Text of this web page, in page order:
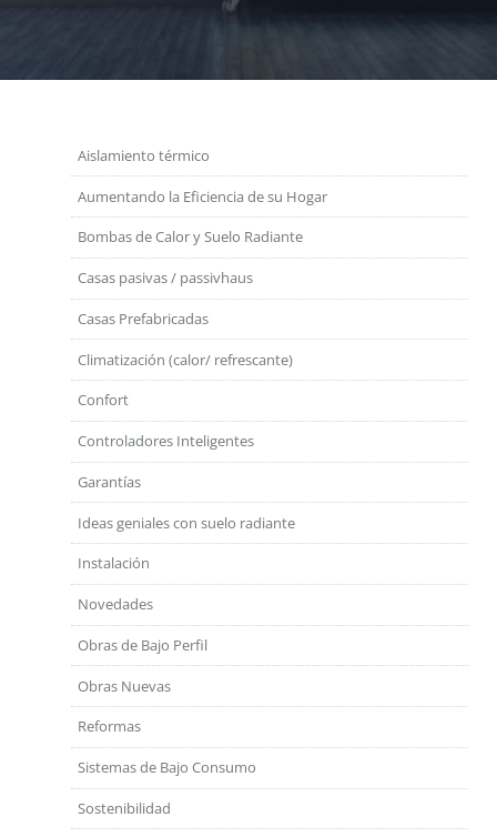
Aislamiento térmico
Aumentando la Eficiencia de su Hogar
Bombas de Calor y Suelo Radiante
Casas pasivas / passivhaus
Casas Prefabricadas
Climatización (calor/ refrescante)
Confort
Controladores Inteligentes
Garantías
Ideas geniales con suelo radiante
Instalación
Novedades
Obras de Bajo Perfil
Obras Nuevas
Reformas
Sistemas de Bajo Consumo
Sostenibilidad